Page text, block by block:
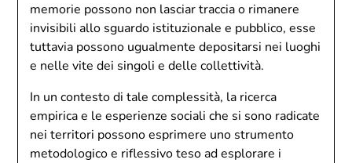
memorie possono non lasciar traccia o rimanere
invisibili allo sguardo istituzionale e pubblico, esse
tuttavia possono ugualmente depositarsi nei luoghi
e nelle vite dei singoli e delle collettività.
In un contesto di tale complessità, la ricerca
empirica e le esperienze sociali che si sono radicate
nei territori possono esprimere uno strumento
metodologico e riflessivo teso ad esplorare i